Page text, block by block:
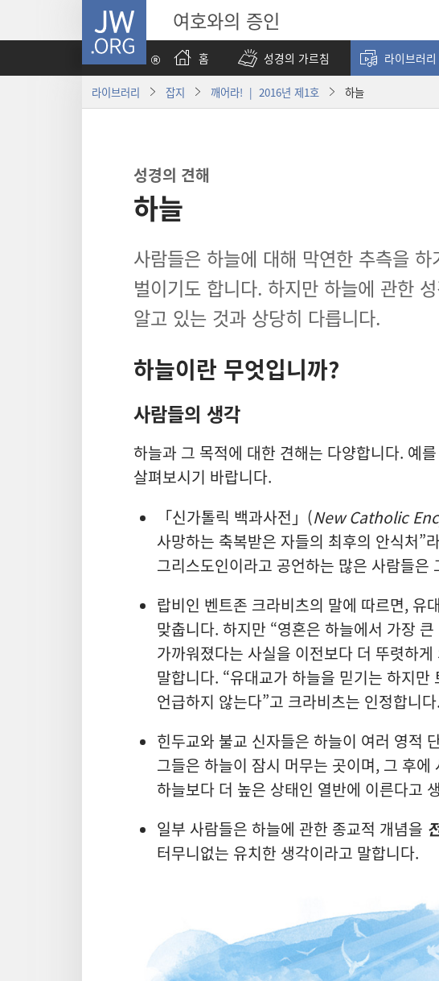
JW.ORG 여호와의 증인
홈
성경의 가르침 라이브러리
라이브러리 잡지 깨어라! | 2016년 제1호 하늘
성경의 견해
하늘
사람들은 하늘에 대해 막연한 추측을
벌이기도 합니다. 하지만 하늘에 관한
알고 있는 것과 상당히 다릅니다.
하늘이란 무엇입니까?
사람들의 생각
하늘과 그 목적에 대한 견해는 다양합니다. 예
살펴보시기 바랍니다.
「신가톨릭 백과사전」(New Catholic
사망하는 축복받은 자들의 최후의 안식처”
그리스도인이라고 공언하는 많은 사람들은
랍비인 벤트존 크라비츠의 말에 따르면, 유
맞춥니다. 하지만 “영혼은 하늘에서 가장
가까워졌다는 사실을 이전보다 더 뚜렷하
말합니다. “유대교가 하늘을 믿기는 하지만
언급하지 않는다”고 크라비츠는 인정합니다.
힌두교와 불교 신자들은 하늘이 여러 영적
그들은 하늘이 잠시 머무는 곳이며, 그 후
하늘보다 더 높은 상태인 열반에 이른다고
일부 사람들은 하늘에 관한 종교적 개념을
터무니없는 유치한 생각이라고 말합니다.